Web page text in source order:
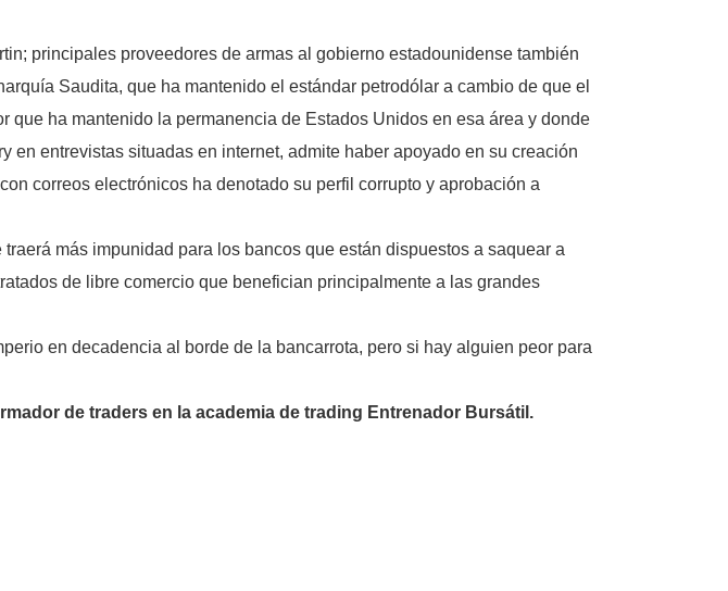
principales proveedores de armas al gobierno estadounidense también
Saudita, que ha mantenido el estándar petrodólar a cambio de que el
ha mantenido la permanencia de Estados Unidos en esa área y donde
entrevistas situadas en internet, admite haber apoyado en su creación
correos electrónicos ha denotado su perfil corrupto y aprobación a
más impunidad para los bancos que están dispuestos a saquear a
de libre comercio que benefician principalmente a las grandes
en decadencia al borde de la bancarrota, pero si hay alguien peor para
de traders en la academia de trading Entrenador Bursátil.